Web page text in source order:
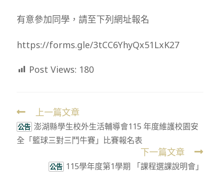
有意參加同學，請至下列網址報名
https://forms.gle/3tCC6YhyQx51LxK27
Post Views: 180
Read
more
articles
上一篇文章
公告 澎湖縣學生校外生活輔導會115 年度維護校園安
全「籃球三對三鬥牛賽」比賽報名表
下一篇文章
公告 115學年度第1學期 「課程選課說明會」